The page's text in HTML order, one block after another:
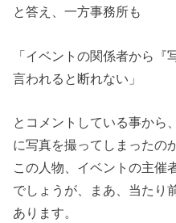
と答え、一方事務所も
「イベントの関係者から『
言われると断れない」
とコメントしている事から
に写真を撮ってしまったの
この人物、イベントの主催
でしょうが、まあ、当たり
あります。